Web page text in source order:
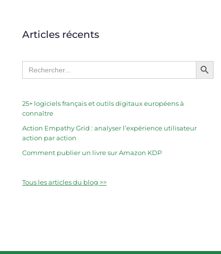
Articles récents
Search
for:
Search Button
25+ logiciels français et outils digitaux européens à
connaître
Action Empathy Grid : analyser l’expérience utilisateur
action par action
Comment publier un livre sur Amazon KDP
Tous les articles du blog >>